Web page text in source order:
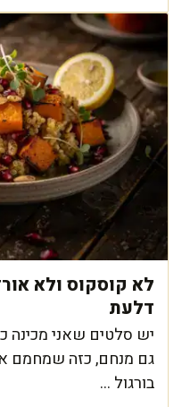
לא קוסקוס ולא
דלעת
יש סלטים שאני מכינה
גם מנחם, כזה שמחמם
בורגול ...